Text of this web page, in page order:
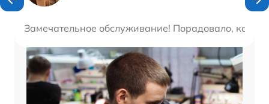
Замечательное обслуживание! Порадовало, как